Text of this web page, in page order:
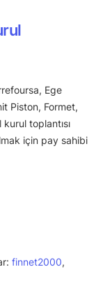
Ege
Piston, Formet,
toplantısı
için pay sahibi
finnet2000,